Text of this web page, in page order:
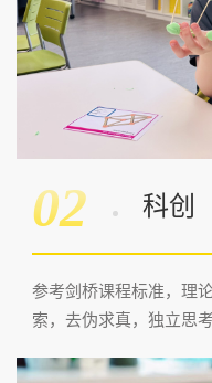
02 科创
参考剑桥课程标准，理
索，去伪求真，独立思考